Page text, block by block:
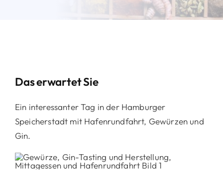
Das erwartet Sie
Ein interessanter Tag in der Hamburger
Speicherstadt mit Hafenrundfahrt, Gewürzen und
Gin.